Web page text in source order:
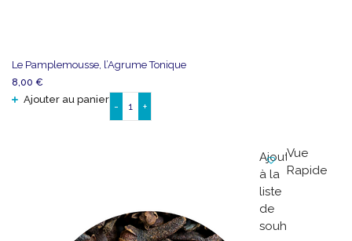
Le Pamplemousse, l’Agrume Tonique
8,00 €
Ajouter au panier
-
quantité
+
Ajouter
à la
liste
de
souhaits
Vue
Rapide